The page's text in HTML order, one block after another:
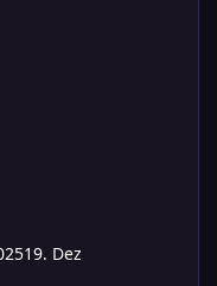
19. Dez